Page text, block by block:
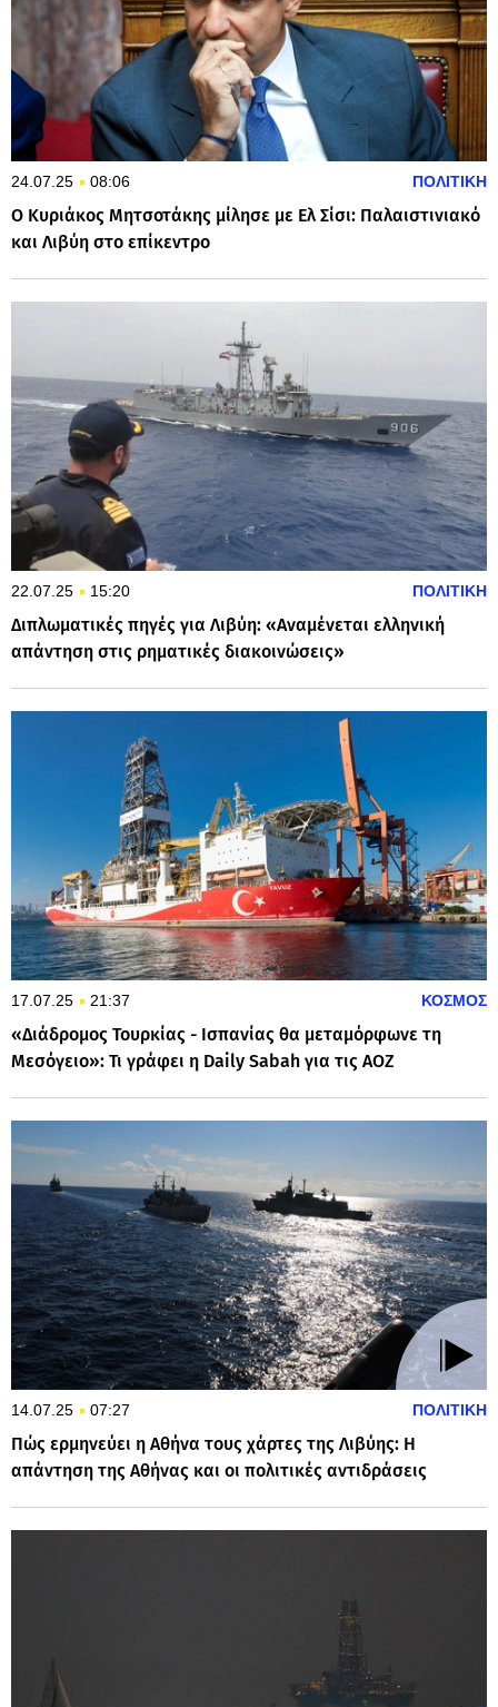
24.07.25 08:06 ΠΟΛΙΤΙΚΗ
Ο Κυριάκος Μητσοτάκης μίλησε με Ελ Σίσι: Παλαιστινιακό
και Λιβύη στο επίκεντρο
22.07.25 15:20 ΠΟΛΙΤΙΚΗ
Διπλωματικές πηγές για Λιβύη: «Αναμένεται ελληνική
απάντηση στις ρηματικές διακοινώσεις»
17.07.25 21:37 ΚΟΣΜΟΣ
«Διάδρομος Τουρκίας - Ισπανίας θα μεταμόρφωνε τη
Μεσόγειο»: Τι γράφει η Daily Sabah για τις ΑΟΖ
14.07.25 07:27 ΠΟΛΙΤΙΚΗ
Πώς ερμηνεύει η Αθήνα τους χάρτες της Λιβύης: Η
απάντηση της Αθήνας και οι πολιτικές αντιδράσεις